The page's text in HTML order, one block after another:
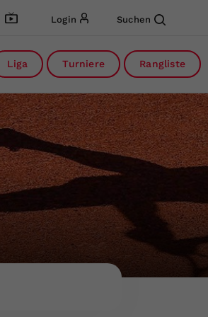
Login Suchen
Liga Turniere Rangliste